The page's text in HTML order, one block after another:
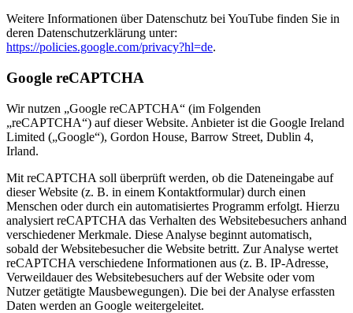
Weitere Informationen über Datenschutz bei YouTube finden Sie in
deren Datenschutzerklärung unter:
https://policies.google.com/privacy?hl=de.
Google reCAPTCHA
Wir nutzen „Google reCAPTCHA“ (im Folgenden
„reCAPTCHA“) auf dieser Website. Anbieter ist die Google Ireland
Limited („Google“), Gordon House, Barrow Street, Dublin 4,
Irland.
Mit reCAPTCHA soll überprüft werden, ob die Dateneingabe auf
dieser Website (z. B. in einem Kontaktformular) durch einen
Menschen oder durch ein automatisiertes Programm erfolgt. Hierzu
analysiert reCAPTCHA das Verhalten des Websitebesuchers anhand
verschiedener Merkmale. Diese Analyse beginnt automatisch,
sobald der Websitebesucher die Website betritt. Zur Analyse wertet
reCAPTCHA verschiedene Informationen aus (z. B. IP-Adresse,
Verweildauer des Websitebesuchers auf der Website oder vom
Nutzer getätigte Mausbewegungen). Die bei der Analyse erfassten
Daten werden an Google weitergeleitet.